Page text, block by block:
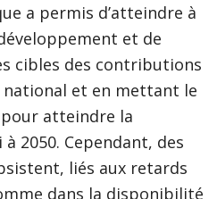
a permis d’atteindre à
et de
cibles des contributions
national et en mettant le
atteindre la
2050. Cependant, des
liés aux retards
dans la disponibilité